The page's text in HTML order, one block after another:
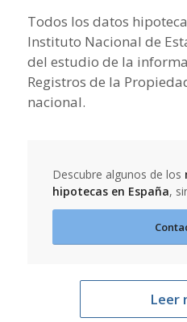
Todos los datos
Instituto Nacional de
del estudio de la
Registros de la
nacional.
Descubre algunos de los
hipotecas en España,
Leer